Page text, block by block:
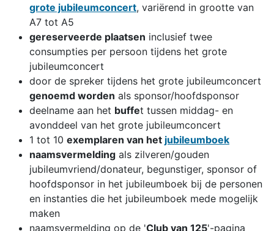
grote jubileumconcert, variërend in grootte van
A7 tot A5
gereserveerde plaatsen inclusief twee
consumpties per persoon tijdens het grote
jubileumconcert
door de spreker tijdens het grote jubileumconcert
genoemd worden als sponsor/hoofdsponsor
deelname aan het buffet tussen middag- en
avonddeel van het grote jubileumconcert
1 tot 10 exemplaren van het jubileumboek
naamsvermelding als zilveren/gouden
jubileumvriend/donateur, begunstiger, sponsor of
hoofdsponsor in het jubileumboek bij de personen
en instanties die het jubileumboek mede mogelijk
maken
naamsvermelding op de 'Club van 125'-pagina